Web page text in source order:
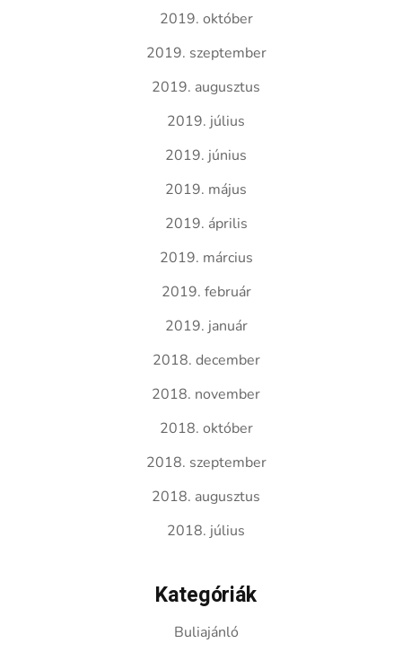
2019. október
2019. szeptember
2019. augusztus
2019. július
2019. június
2019. május
2019. április
2019. március
2019. február
2019. január
2018. december
2018. november
2018. október
2018. szeptember
2018. augusztus
2018. július
Kategóriák
Buliajánló